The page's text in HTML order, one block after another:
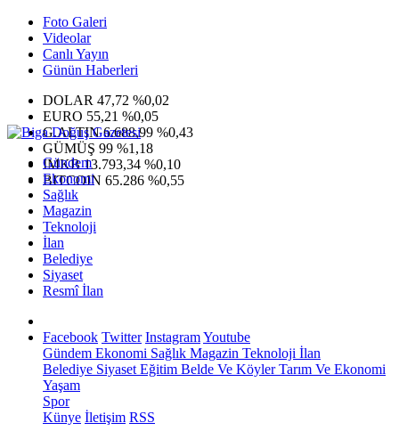
Foto Galeri
Videolar
Canlı Yayın
Günün Haberleri
DOLAR 47,72 %0,02
EURO 55,21 %0,05
G.ALTIN6.688,99 %0,43
GÜMÜŞ 99 %1,18
IMKB13.793,34 %0,10
BITCOIN 65.286 %0,55
Gündem
Ekonomi
Sağlık
Magazin
Teknoloji
İlan
Belediye
Siyaset
Resmî İlan
Facebook Twitter InstagramYoutube
Gündem Ekonomi Sağlık Magazin Teknoloji İlan
Belediye Siyaset Eğitim Belde Ve KöylerTarım Ve Ekonomi
Yaşam
Spor
Künye İletişim RSS